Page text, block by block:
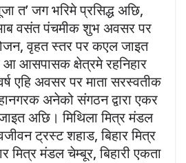
त’ जग भरिमे प्रसिद्ध अछि,
वसंत पंचमीक शुभ अवसर पर
वृहत स्तर पर कएल जाइत
आसपासक क्षेत्रमे रहनिहार
एहि अवसर पर माता सरस्वतीक
अनेको संगठन द्वारा एकर
अछि। मिथिला मित्र मंडल
ट्रस्ट शहाड, बिहार मित्र
मित्र मंडल चेम्बूर, बिहारी एकता